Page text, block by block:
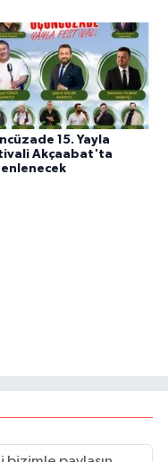
15. Yayla
Akçaabat'ta